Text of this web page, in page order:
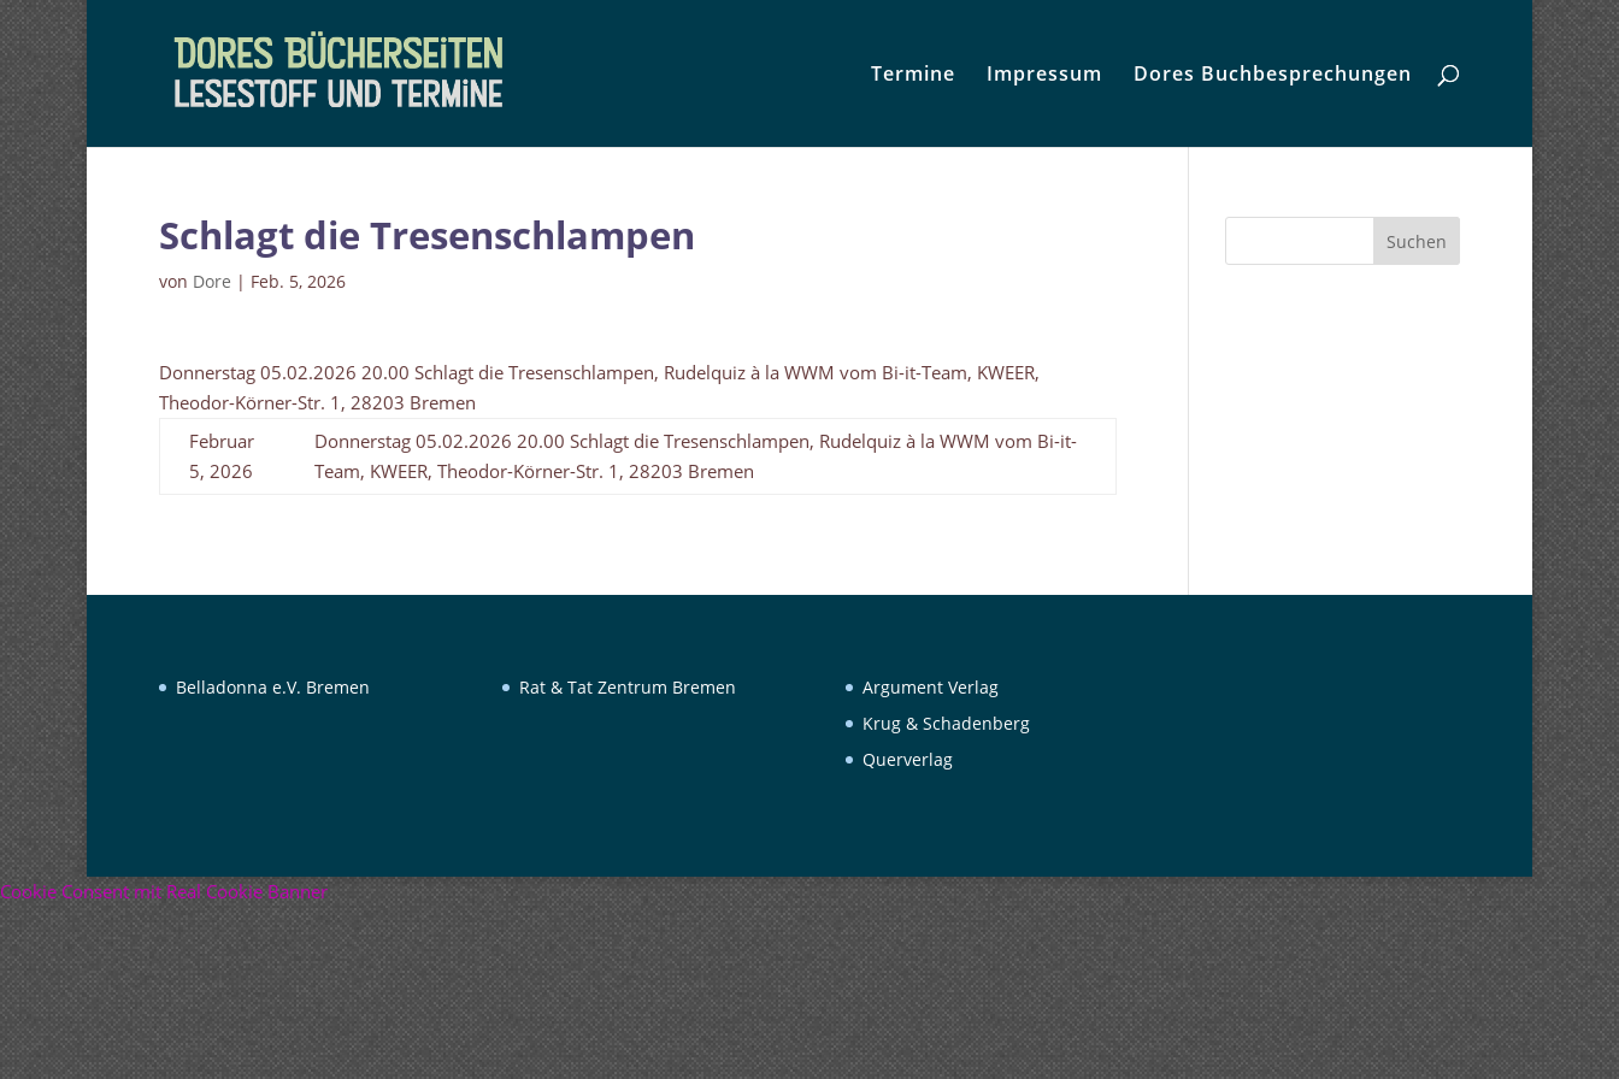
Termine Impressum Dores Buchbesprechungen
Schlagt die Tresenschlampen
von Dore | Feb. 5, 2026
Donnerstag 05.02.2026 20.00 Schlagt die Tresenschlampen, Rudelquiz à la WWM vom Bi-it-Team, KWEER,
Theodor-Körner-Str. 1, 28203 Bremen
Februar
5, 2026
Donnerstag 05.02.2026 20.00 Schlagt die Tresenschlampen, Rudelquiz à la WWM vom Bi-it-
Team, KWEER, Theodor-Körner-Str. 1, 28203 Bremen
Suchen
Belladonna e.V. Bremen Rat & Tat Zentrum Bremen
Argument Verlag
Krug & Schadenberg
Querverlag
Cookie Consent mit Real Cookie Banner